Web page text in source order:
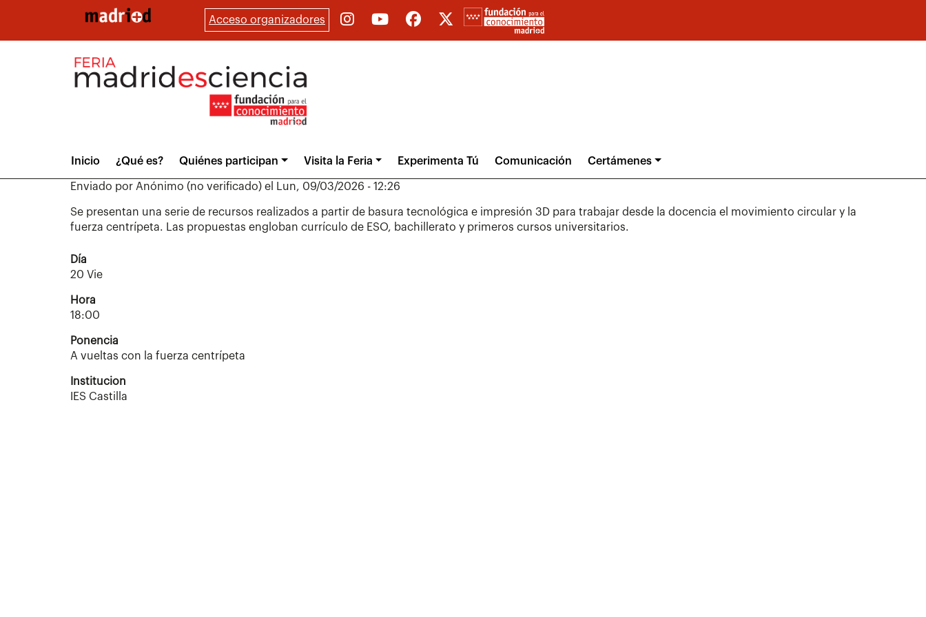
Acceso organizadores
Main
menuInicio ¿Qué es? Quiénes participan Visita la Feria Experimenta Tú Comunicación Certámenes
Enviado por Anónimo (no verificado) el Lun, 09/03/2026 - 12:26
Se presentan una serie de recursos realizados a partir de basura tecnológica e impresión 3D para trabajar desde la docencia el movimiento circular y la
fuerza centrípeta. Las propuestas engloban currículo de ESO, bachillerato y primeros cursos universitarios.
Día
20 Vie
Hora
18:00
Ponencia
A vueltas con la fuerza centrípeta
Institucion
IES Castilla